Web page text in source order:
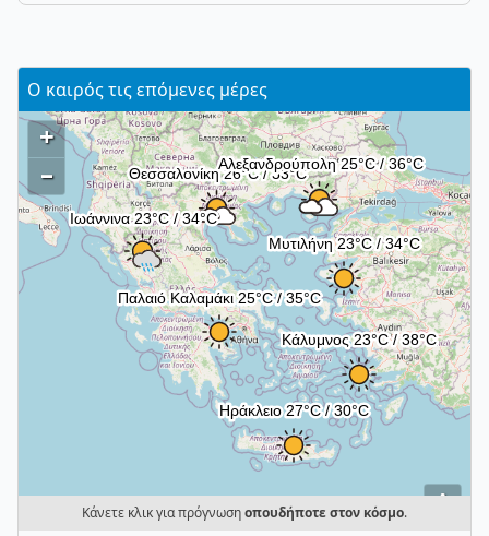
Ο καιρός τις επόμενες μέρες
i
+
–
Κάνετε κλικ για πρόγνωσηοπουδήποτε στον κόσμο.